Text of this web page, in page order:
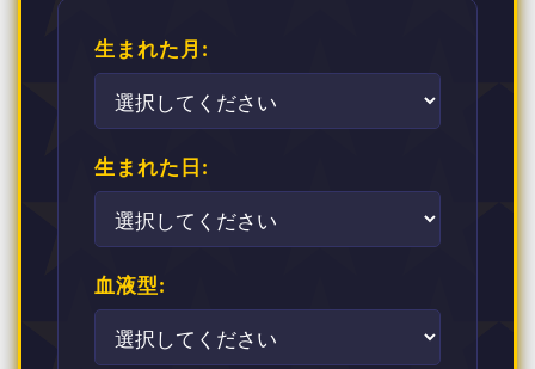
生まれた月:
生まれた日:
血液型: